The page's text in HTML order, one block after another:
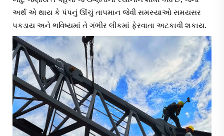
અર્થ એ થાય કે પંપનું ઊંચું તાપમાન જેવી સમસ્યાઓ સમયસર
પકડાય અને ભવિષ્યમાં તે ગંભીર લીકમાં ફેરવાતા અટકાવી શકાય.